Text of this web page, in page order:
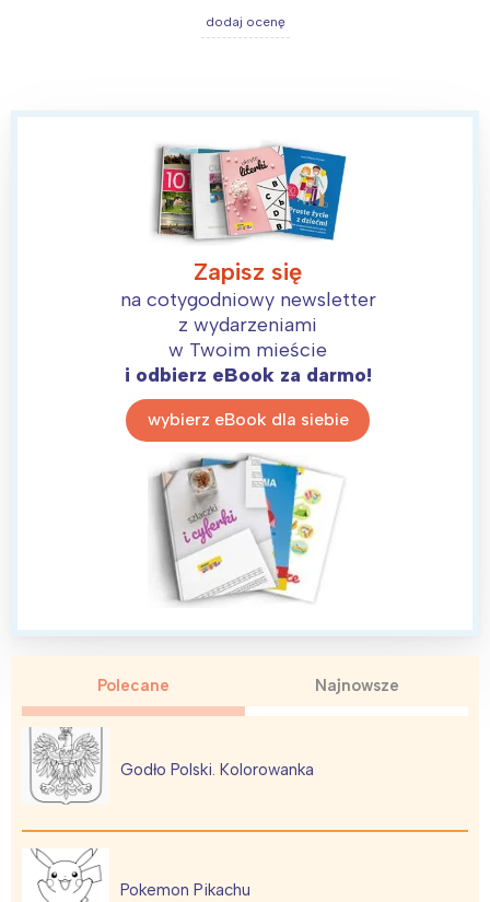
dodaj ocenę
Zapisz się
na cotygodniowy newsletter
z wydarzeniami
w Twoim mieście
i odbierz eBook za darmo!
wybierz eBook dla siebie
Polecane Najnowsze
Godło Polski. Kolorowanka
Pokemon Pikachu